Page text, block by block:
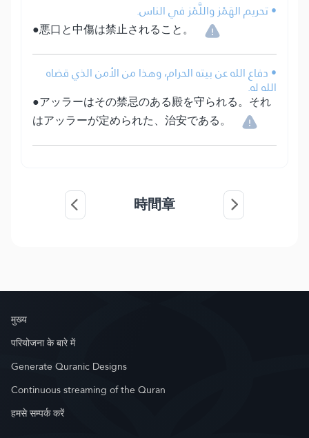
• تحريم الهَمْز واللَّمْز في الناس.
●悪口と中傷は禁止されること。
• دفاع الله عن بيته الحرام، وهذا من الأمن الذي قضاه
الله له.
●アッラーはその禁忌のある殿を守られる。それ
はアッラーが定められた、治安である。
時間章
मुख्य
परियोजना के बारे में
Generate Quranic Designs
Continuous streaming of the Quran
हमसे सम्पर्क करें